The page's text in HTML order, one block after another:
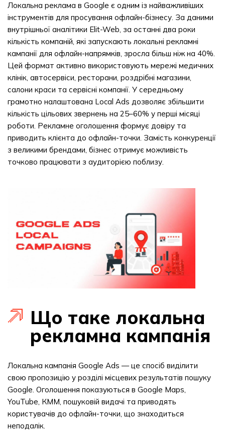
Локальна реклама в Google є одним із найважливіших
інструментів для просування офлайн-бізнесу. За даними
внутрішньої аналітики Elit-Web, за останні два роки
кількість компаній, які запускають локальні рекламні
кампанії для офлайн-напрямків, зросла більш ніж на 40%.
Цей формат активно використовують мережі медичних
клінік, автосервіси, ресторани, роздрібні магазини,
салони краси та сервісні компанії. У середньому
грамотно налаштована Local Ads дозволяє збільшити
кількість цільових звернень на 25–60% у перші місяці
роботи. Рекламне оголошення формує довіру та
приводить клієнта до офлайн-точки. Замість конкуренції
з великими брендами, бізнес отримує можливість
точково працювати з аудиторією поблизу.
Що таке локальна
рекламна кампанія
Локальна кампанія Google Ads — це спосіб виділити
свою пропозицію у розділі місцевих результатів пошуку
Google. Оголошення показуються в Google Maps,
YouTube, КММ, пошуковій видачі та приводять
користувачів до офлайн-точки, що знаходиться
неподалік.